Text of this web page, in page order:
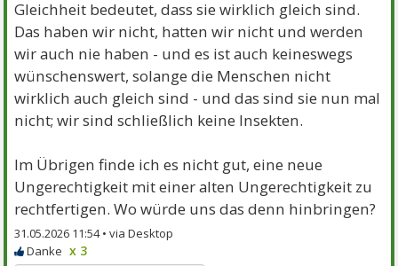
Gleichheit bedeutet, dass sie wirklich gleich sind.
Das haben wir nicht, hatten wir nicht und werden
wir auch nie haben - und es ist auch keineswegs
wünschenswert, solange die Menschen nicht
wirklich auch gleich sind - und das sind sie nun mal
nicht; wir sind schließlich keine Insekten.
Im Übrigen finde ich es nicht gut, eine neue
Ungerechtigkeit mit einer alten Ungerechtigkeit zu
rechtfertigen. Wo würde uns das denn hinbringen?
31.05.2026 11:54 •
x 3